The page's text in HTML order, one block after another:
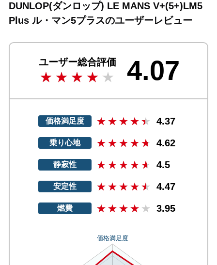
DUNLOP(ダンロップ) LE MANS V+(5+)LM5
Plus ル・マン5プラスのユーザーレビュー
ユーザー総合評価 4.07
価格満足度 4.37
乗り心地 4.62
静寂性 4.5
安定性 4.47
燃費 3.95